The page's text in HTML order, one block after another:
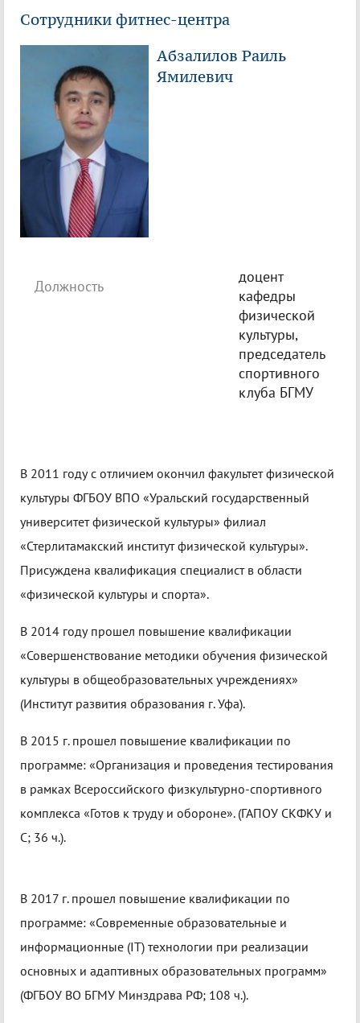
Сотрудники фитнес-центра
Абзалилов Раиль
Ямилевич
Должность
доцент
кафедры
физической
культуры,
председатель
спортивного
клуба БГМУ
В 2011 году с отличием окончил факультет физической
культуры ФГБОУ ВПО «Уральский государственный
университет физической культуры» филиал
«Стерлитамакский институт физической культуры».
Присуждена квалификация специалист в области
«физической культуры и спорта».
В 2014 году прошел повышение квалификации
«Совершенствование методики обучения физической
культуры в общеобразовательных учреждениях»
(Институт развития образования г. Уфа).
В 2015 г. прошел повышение квалификации по
программе: «Организация и проведения тестирования
в рамках Всероссийского физкультурно-спортивного
комплекса «Готов к труду и обороне». (ГАПОУ СКФКУ и
С; 36 ч.).
В 2017 г. прошел повышение квалификации по
программе: «Современные образовательные и
информационные (IT) технологии при реализации
основных и адаптивных образовательных программ»
(ФГБОУ ВО БГМУ Минздрава РФ; 108 ч.).